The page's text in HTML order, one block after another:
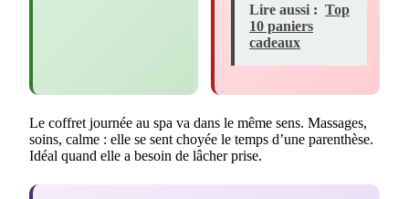
Lire aussi : Top
10 paniers
cadeaux
Le coffret journée au spa va dans le même sens. Massages,
soins, calme : elle se sent choyée le temps d’une parenthèse.
Idéal quand elle a besoin de lâcher prise.